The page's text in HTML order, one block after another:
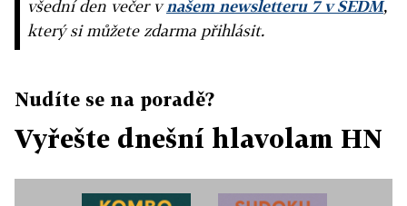
všední den večer vnašem newsletteru 7 v SEDM,
který si můžete zdarma přihlásit.
Nudíte se na poradě?
Vyřešte dnešní hlavolam HN